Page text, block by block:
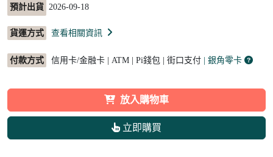
預計出貨 2026-09-18
貨運方式 查看相關資訊
付款方式 信用卡/金融卡 | ATM | Pi錢包 | 街口支付 | 銀角零卡
放入購物車
立即購買